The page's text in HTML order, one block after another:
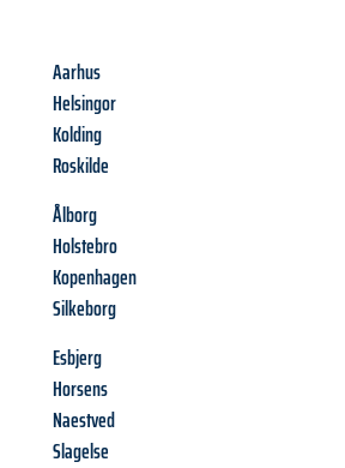
Aarhus
Helsingor
Kolding
Roskilde
Ålborg
Holstebro
Kopenhagen
Silkeborg
Esbjerg
Horsens
Naestved
Slagelse